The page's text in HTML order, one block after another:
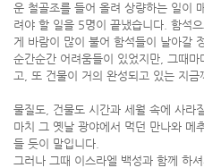
운 철골조를 들어 올려 상량하는 일이
려야 할 일을 5명이 끝냈습니다. 함석
게 바람이 많이 불어 함석들이 날아갈
순간순간 어려움들이 있었지만, 그때
고, 또 건물이 거의 완성되고 있는 지금
물질도, 건물도 시간과 세월 속에 사라
마치 그 옛날 광야에서 먹던 만나와 메
들 듯이 말입니다.
그러나 그때 이스라엘 백성과 함께 하